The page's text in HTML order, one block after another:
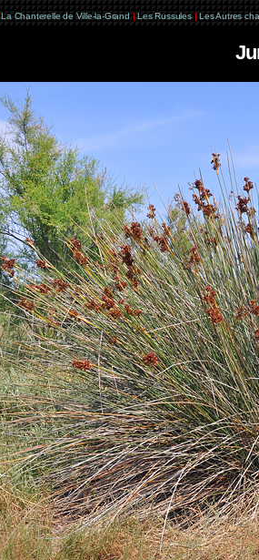
La Chanterelle de Ville-la-Grand | Les Russules | Les Autres